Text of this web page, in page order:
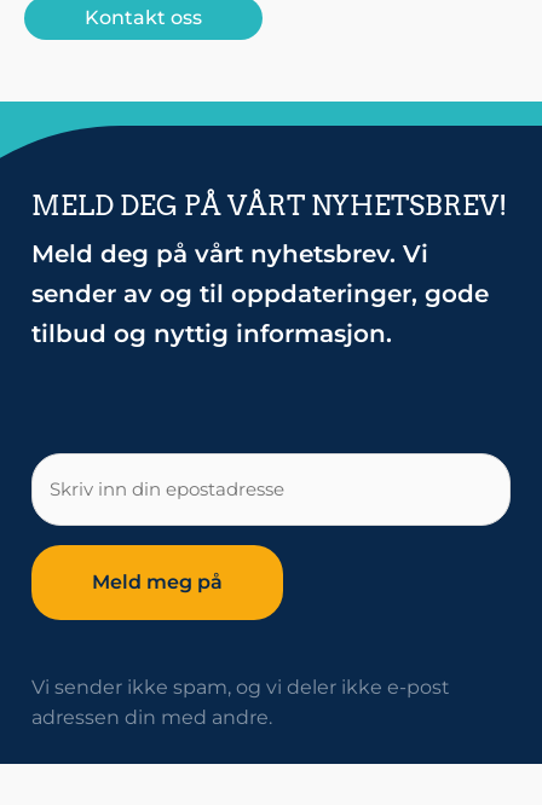
Kontakt oss
MELD DEG PÅ VÅRT NYHETSBREV!
Meld deg på vårt nyhetsbrev. Vi
sender av og til oppdateringer, gode
tilbud og nyttig informasjon.
E-
post
Vi sender ikke spam, og vi deler ikke e-post
adressen din med andre.